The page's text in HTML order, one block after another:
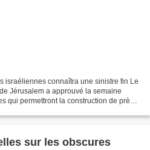
israéliennes connaîtra une sinistre fin Le
Jérusalem a approuvé la semaine
qui permettront la construction de près
sur les obscures